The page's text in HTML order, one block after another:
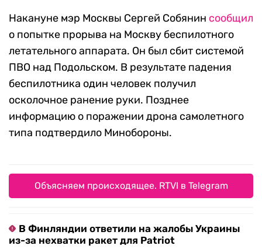
Накануне мэр Москвы Сергей Собянин сообщил
о попытке прорыва на Москву беспилотного
летательного аппарата. Он был сбит системой
ПВО над Подольском. В результате падения
беспилотника один человек получил
осколочное ранение руки. Позднее
информацию о поражении дрона самолетного
типа подтвердило Минобороны.
Объясняем происходящее. RTVI в Telegram
В Финляндии ответили на жалобы Украины
из-за нехватки ракет для Patriot